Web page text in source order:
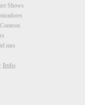
Shows
mes
Info